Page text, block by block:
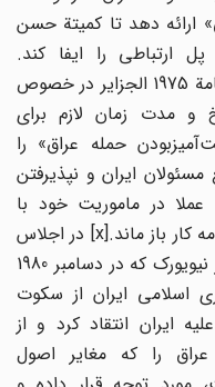
ارائه دهد تا کمیتة حسن
را ایفا کند.
«رئیس‌جمهور وقت ایران، اجرای عهدنامة 1975 الجزایر در خصوص
و مدت زمان لازم برای
حمله عراق» را
ایران و نپذیرفتن
در ماموریت خود با
بن‌بست و شکست مواجه شد و از ادامه کار باز ماند.[x] در اجلاس
دفتر هماهنگی جنبش غیرمتعهدها در نیویورک که در دسامبر 1980
اسلامی ایران از سکوت
ایران انتقاد کرد و از
را که مغایر اصول